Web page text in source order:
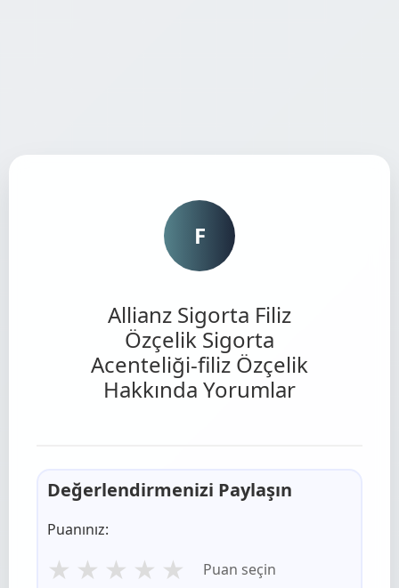
F
Allianz Sigorta Filiz
Özçelik Sigorta
Acenteliği-filiz Özçelik
Hakkında Yorumlar
Değerlendirmenizi Paylaşın
Puanınız:
★ ★ ★ ★ ★ Puan seçin